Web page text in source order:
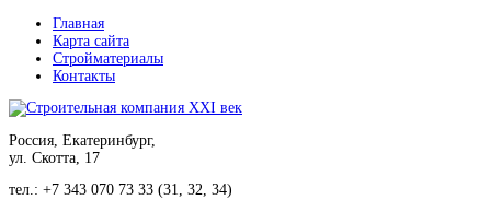
Главная
Карта сайта
Стройматериалы
Контакты
Россия, Екатеринбург,
ул. Скотта, 17
тел.: +7 343 070 73 33 (31, 32, 34)